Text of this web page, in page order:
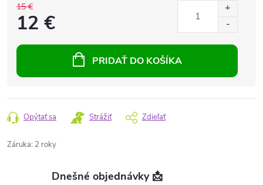
15 €
12 €
PRIDAŤ DO KOŠÍKA
Opýtať sa Strážiť Zdieľať
Záruka: 2 roky
Dnešné objednávky 📩